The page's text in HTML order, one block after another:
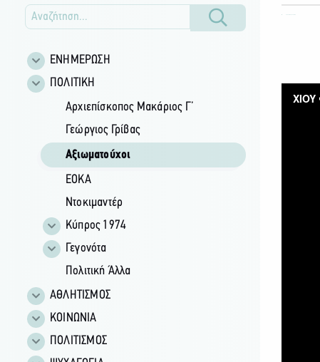
ΕΝΗΜΕΡΩΣΗ
ΠΟΛΙΤΙΚΗ
Αρχιεπίσκοπος Μακάριος Γ’
Γεώργιος Γρίβας
Αξιωματούχοι
ΕΟΚΑ
Ντοκιμαντέρ
Κύπρος 1974
Γεγονότα
Πολιτική Άλλα
ΑΘΛΗΤΙΣΜΟΣ
ΚΟΙΝΩΝΙΑ
ΠΟΛΙΤΙΣΜΟΣ